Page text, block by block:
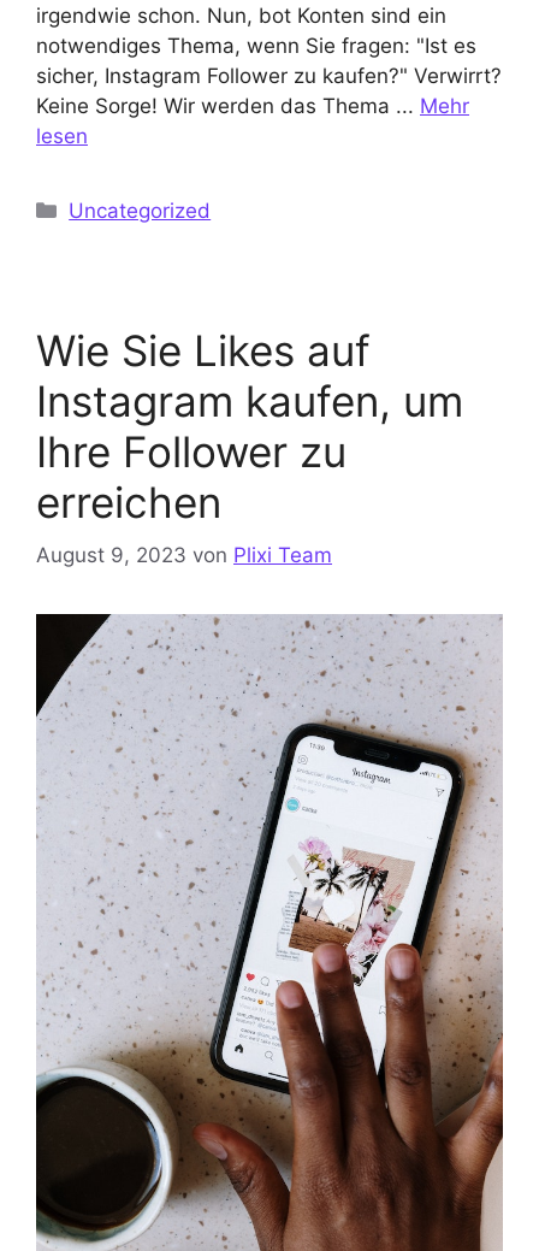
irgendwie schon. Nun, bot Konten sind ein
notwendiges Thema, wenn Sie fragen: "Ist es
sicher, Instagram Follower zu kaufen?" Verwirrt?
Keine Sorge! Wir werden das Thema ... Mehr
lesen
Kategorien
Uncategorized
Wie Sie Likes auf
Instagram kaufen, um
Ihre Follower zu
erreichen
August 9, 2023 von Plixi Team